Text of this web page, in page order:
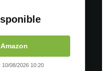
10/08/2026 10:20